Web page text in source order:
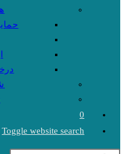
0
Toggle website search